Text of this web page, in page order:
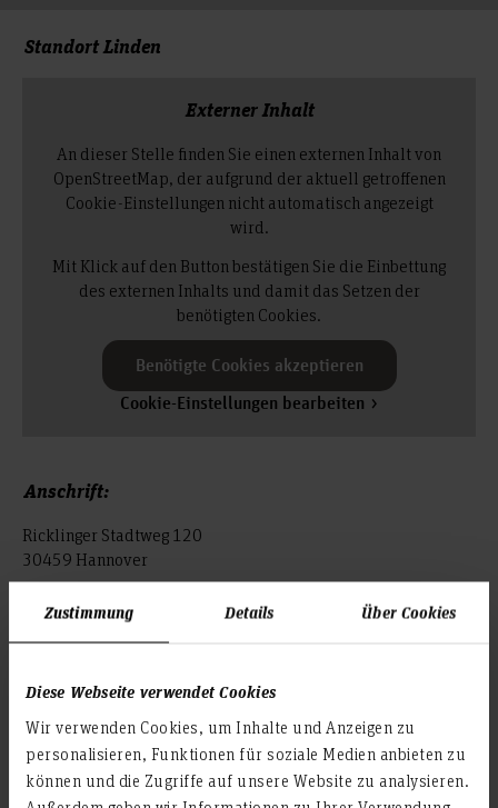
Zustimmung Details Über Cookies
Diese Webseite verwendet Cookies
Wir verwenden Cookies, um Inhalte und Anzeigen zu
personalisieren, Funktionen für soziale Medien anbieten zu
können und die Zugriffe auf unsere Website zu analysieren.
Standort Linden
Externer Inhalt
An dieser Stelle finden Sie einen externen Inhalt von
OpenStreetMap, der aufgrund der aktuell getroffenen
Cookie-Einstellungen nicht automatisch angezeigt
wird.
Mit Klick auf den Button bestätigen Sie die Einbettung
des externen Inhalts und damit das Setzen der
benötigten Cookies.
Benötigte Cookies akzeptieren
Cookie-Einstellungen bearbeiten
Anschrift:
Ricklinger Stadtweg 120
30459 Hannover
während der Vorlesungszeit
Montag-Freitag: 06:00 - 22:00 Uhr
Samstag: 07:00 - 20:00 Uhr